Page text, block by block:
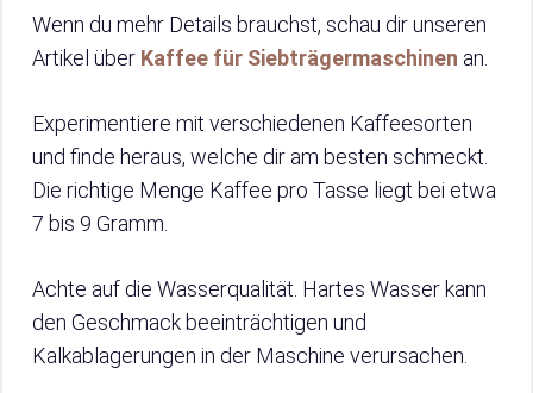
Wenn du mehr Details brauchst, schau dir unseren
Artikel über Kaffee für Siebträgermaschinen an.
Experimentiere mit verschiedenen Kaffeesorten
und finde heraus, welche dir am besten schmeckt.
Die richtige Menge Kaffee pro Tasse liegt bei etwa
7 bis 9 Gramm.
Achte auf die Wasserqualität. Hartes Wasser kann
den Geschmack beeinträchtigen und
Kalkablagerungen in der Maschine verursachen.